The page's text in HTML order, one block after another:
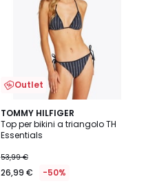
Outlet
TOMMY HILFIGER
Top per bikini a triangolo TH
Essentials
53,99 €
26,99 € -50%